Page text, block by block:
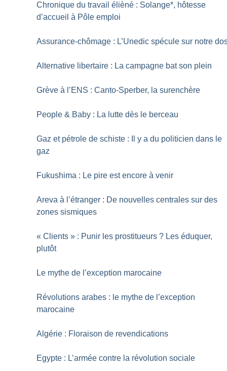
Chronique du travail élièné : Solange*, hôtesse
d’accueil à Pôle emploi
Assurance-chômage : L’Unedic spécule sur notre
Alternative libertaire : La campagne bat son plein
Grève à l’ENS : Canto-Sperber, la surenchère
People & Baby : La lutte dès le berceau
Gaz et pétrole de schiste : Il y a du politicien dans le
gaz
Fukushima : Le pire est encore à venir
Areva à l’étranger : De nouvelles centrales sur des
zones sismiques
« Clients » : Punir les prostitueurs ? Les éduquer,
plutôt
Le mythe de l’exception marocaine
Révolutions arabes : le mythe de l’exception
marocaine
Algérie : Floraison de revendications
Egypte : L’armée contre la révolution sociale